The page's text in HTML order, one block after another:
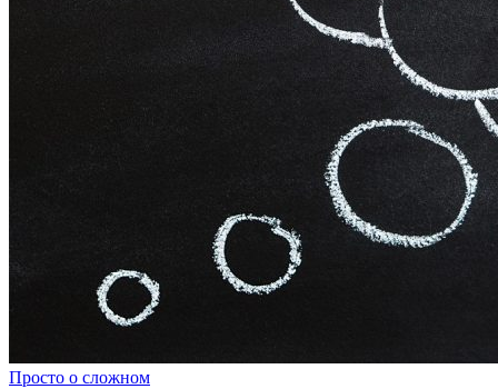
Просто о сложном